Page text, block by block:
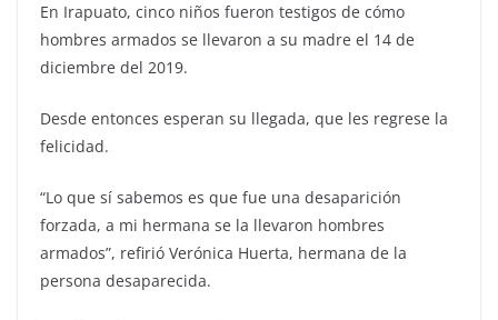
En Irapuato, cinco niños fueron testigos de cómo
hombres armados se llevaron a su madre el 14 de
diciembre del 2019.
Desde entonces esperan su llegada, que les regrese la
felicidad.
“Lo que sí sabemos es que fue una desaparición
forzada, a mi hermana se la llevaron hombres
armados”, refirió Verónica Huerta, hermana de la
persona desaparecida.